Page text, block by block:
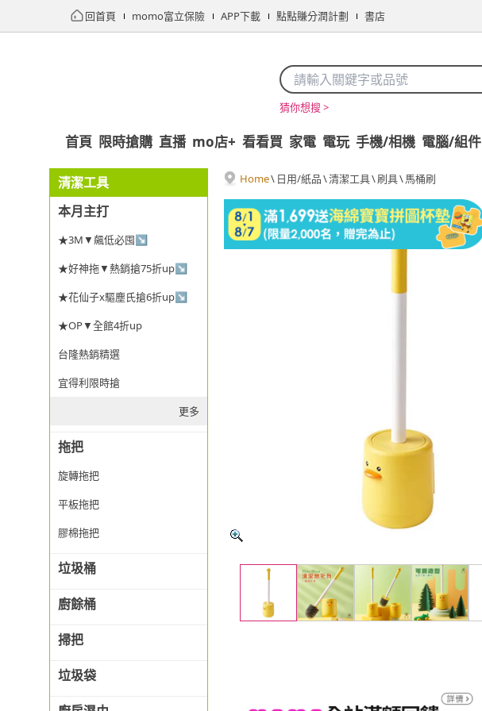
回首頁 momo富立保險 APP下載 點點賺分潤計劃 書店
猜你想搜 >
首頁 限時搶購 直播 mo店+ 看看買 家電 電玩 手機/相機 電腦/組件
清潔工具
本月主打
★3M▼飆低必囤↘
★好神拖▼熱銷搶75折up↘
★花仙子x驅塵氏搶6折up↘
★OP▼全館4折up
台隆熱銷精選
宜得利限時搶
更多
拖把
旋轉拖把
平板拖把
膠棉拖把
垃圾桶
廚餘桶
掃把
垃圾袋
Home\ 日用/紙品\清潔工具\刷具\馬桶刷